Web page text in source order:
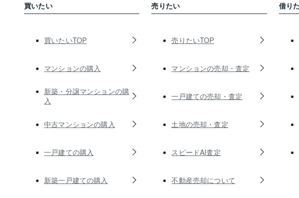
買いたい
買いたいTOP
マンションの購入
新築・分譲マンションの購
入
中古マンションの購入
一戸建ての購入
新築一戸建ての購入
売りたい
売りたいTOP
マンションの売却・査定
一戸建ての売却・査定
土地の売却・査定
スピードAI査定
不動産売却について
借り